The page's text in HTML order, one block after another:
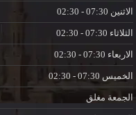
الاثنين
الثلاثاء
الاربعاء
الخميس
الجمعة مغلق